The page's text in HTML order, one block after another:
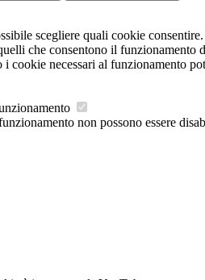
scegliere quali cookie consentire.
che consentono il funzionamento
i cookie necessari al funzionamento
non possono essere